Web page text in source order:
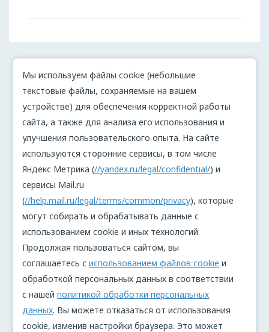
Мы используем файлы cookie (небольшие
текстовые файлы, сохраняемые на вашем
устройстве) для обеспечения корректной работы
сайта, а также для анализа его использования и
улучшения пользовательского опыта. На сайте
используются сторонние сервисы, в том числе
Яндекс Метрика (//yandex.ru/legal/confidential/) и
сервисы Mail.ru
(//help.mail.ru/legal/terms/common/privacy), которые
могут собирать и обрабатывать данные с
использованием cookie и иных технологий.
Продолжая пользоваться сайтом, вы
соглашаетесь сиспользованием файлов cookie и
обработкой персональных данных в соответствии
с нашейполитикой обработки персональных
данных. Вы можете отказаться от использования
cookie, изменив настройки браузера. Это может